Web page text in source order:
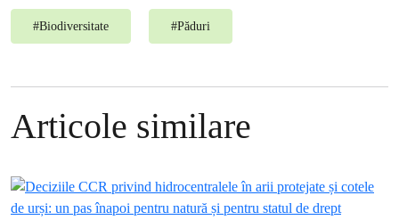
#Biodiversitate #Păduri
Articole similare